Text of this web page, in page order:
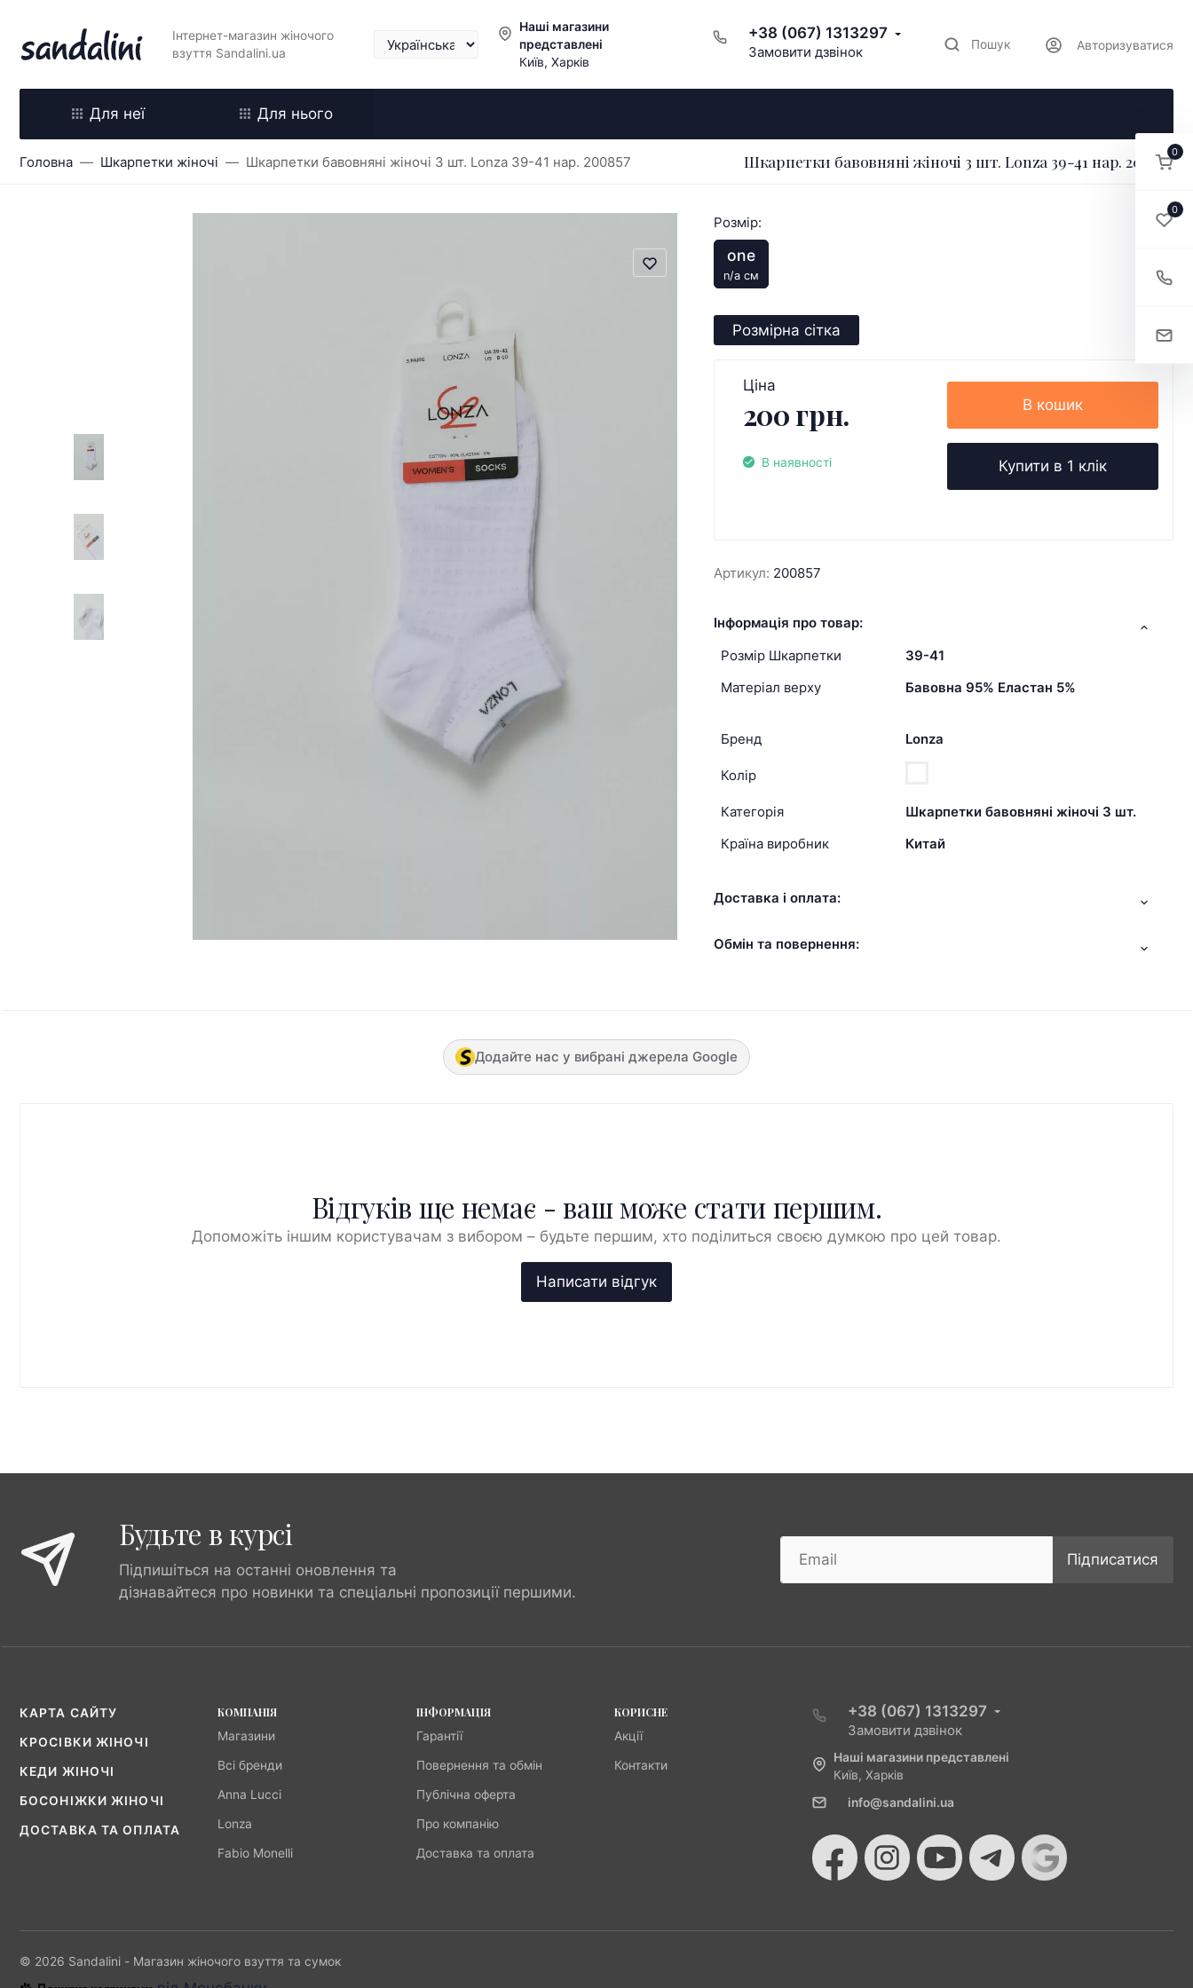
Інтернет-магазин жіночого
взуття Sandalini.ua
Наші магазини
представлені
Київ, Харків
+38 (067) 1313297
Замовити дзвінок Пошук Авторизуватися
Для неї Для нього
Головна Шкарпетки жіночі Шкарпетки бавовняні жіночі 3 шт. Lonza 39-41 нар. 200857 Шкарпетки бавовняні жіночі 3 шт. Lonza 39-41 нар. 200857
Розмір:
one
n/a см
Розмірна сітка
Ціна
200 грн.
В наявності
В кошик
Купити в 1 клік
Артикул: 200857
Інформація про товар:
Розмір Шкарпетки
39-41
Матеріал верху
Бавовна 95% Еластан 5%
Бренд Lonza
Колір
Категорія
Шкарпетки бавовняні жіночі 3 шт.
Країна виробник
Китай
Доставка і оплата:
Обмін та повернення:
Додайте нас у вибрані джерела Google
Відгуків ще немає - ваш може стати першим.
Допоможіть іншим користувачам з вибором – будьте першим, хто поділиться своєю думкою про цей товар.
Будьте в курсі
Підпишіться на останні оновлення та
дізнавайтеся про новинки та спеціальні пропозиції першими.
Підписатися
КАРТА САЙТУ
КРОСІВКИ ЖІНОЧІ
КЕДИ ЖІНОЧІ
БОСОНІЖКИ ЖІНОЧІ
ДОСТАВКА ТА ОПЛАТА
КОМПАНІЯ
Магазини
Всі бренди
Anna Lucci
Lonza
Fabio Monelli
ІНФОРМАЦІЯ
Гарантії
Повернення та обмін
Публічна оферта
Про компанію
Доставка та оплата
КОРИСНЕ
Акції
Контакти
+38 (067) 1313297
Замовити дзвінок
Наші магазини представлені
Київ, Харків
info@sandalini.ua
© 2026 Sandalini - Магазин жіночого взуття та сумок
0
0